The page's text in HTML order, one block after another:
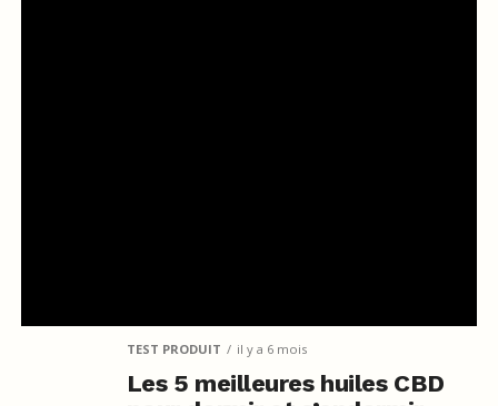
TEST PRODUIT il y a 6 mois
Les 5 meilleures huiles CBD